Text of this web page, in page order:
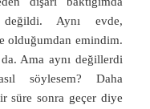
Aynı evde,
olduğumdan emindim.
Ama aynı değillerdi
söylesem? Daha
süre sonra geçer diye